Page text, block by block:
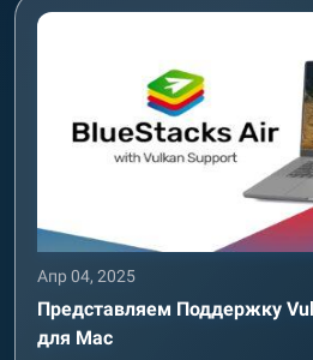
Апр 04, 2025
Представляем Поддержку
для Mac